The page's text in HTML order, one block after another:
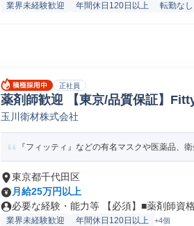
業界未経験歓迎 年間休日120日以上 転勤なし
正社員
薬剤師歓迎 【東京/品質保証】
品質保証
玉川衛材株式会社
『フィッティ』などの有名マスクや医薬品、
東京都千代田区
月給25万円以上
必要な経験・能力等 【必須】■薬剤師資
業界未経験歓迎 年間休日120日以上 +4個